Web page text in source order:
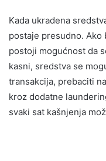
Kada ukradena
postaje presudno. Ako
postoji mogućnost da
kasni, sredstva se
transakcija, prebaciti
kroz dodatne
svaki sat kašnjenja